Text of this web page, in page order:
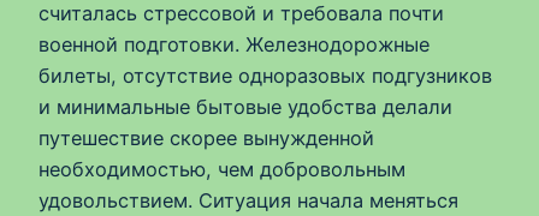
считалась стрессовой и требовала почти
военной подготовки. Железнодорожные
билеты, отсутствие одноразовых подгузников
и минимальные бытовые удобства делали
путешествие скорее вынужденной
необходимостью, чем добровольным
удовольствием. Ситуация начала меняться